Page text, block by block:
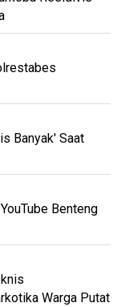
Banyak' Saat
Benteng
Warga Putat